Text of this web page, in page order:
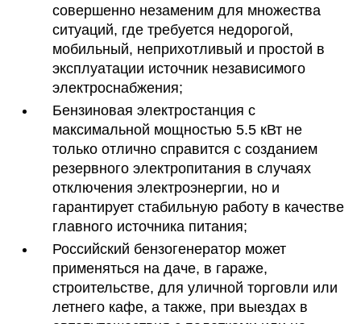
совершенно незаменим для множества
ситуаций, где требуется недорогой,
мобильный, неприхотливый и простой в
эксплуатации источник независимого
электроснабжения;
Бензиновая электростанция с
максимальной мощностью 5.5 кВт не
только отлично справится с созданием
резервного электропитания в случаях
отключения электроэнергии, но и
гарантирует стабильную работу в качестве
главного источника питания;
Российский бензогенератор может
применяться на даче, в гараже,
строительстве, для уличной торговли или
летнего кафе, а также, при выездах в